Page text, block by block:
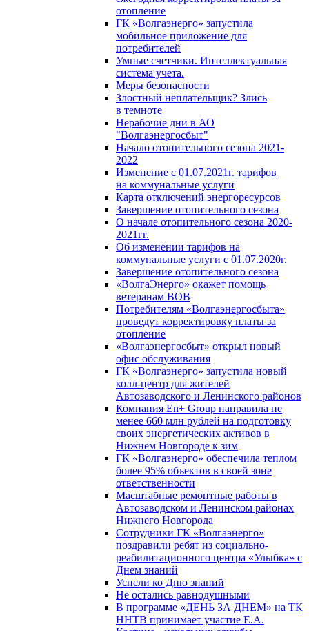
отопление
ГК «Волгаэнерго» запустила
мобильное приложение для
потребителей
Умные счетчики. Интеллектуальная
система учета.
Меры безопасности
Злостный неплательщик? Злись
в темноте
Нерабочие дни в АО
"Волгаэнергосбыт"
Начало отопительного сезона 2021-
2022
Изменение с 01.07.2021г. тарифов
на коммунальные услуги
Карта отключений энергоресурсов
Завершение отопительного сезона
О начале отопительного сезона 2020-
2021гг.
Об изменении тарифов на
коммунальные услуги с 01.07.2020г.
Завершение отопительного сезона
«ВолгаЭнерго» окажет помощь
ветеранам ВОВ
Потребителям «Волгаэнергосбыта»
проведут корректировку платы за
отопление
«Волгаэнергосбыт» открыл новый
офис обслуживания
ГК «Волгаэнерго» запустила новый
колл-центр для жителей
Автозаводского и Ленинского районов
Компания En+ Group направила не
менее 660 млн рублей на подготовку
своих энергетических активов в
Нижнем Новгороде к зим
ГК «Волгаэнерго» обеспечила теплом
более 95% объектов в своей зоне
ответственности
Масштабные ремонтные работы в
Автозаводском и Ленинском районах
Нижнего Новгорода
Сотрудники ГК «Волгаэнерго»
поздравили ребят из социально-
реабилитационного центра «Улыбка» с
Днем знаний
Успели ко Дню знаний
Не остались равнодушными
В программе «ДЕНЬ ЗА ДНЕМ» на ТК
ННТВ принимает участие Е.А.